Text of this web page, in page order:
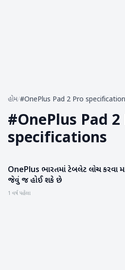
હોમ/#OnePlus Pad 2 Pro
#OnePlus Pad 2
specifications
ગેજેટ
OnePlus ભારતમાં ટેબલેટ લોન્ચ કરવા
જેવું જ હોઈ શકે છે
1 વર્ષ પહેલા